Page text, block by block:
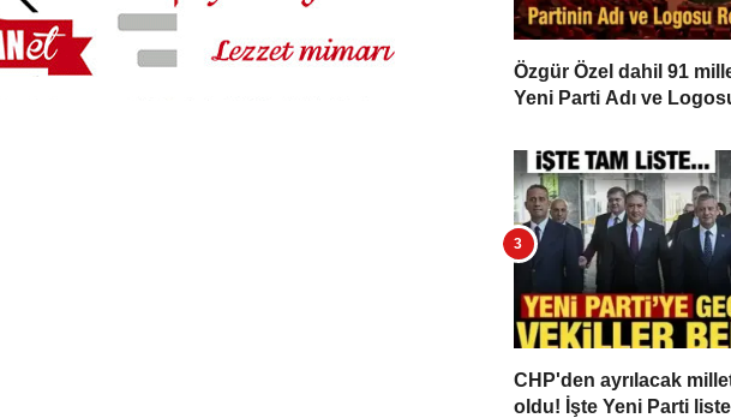
Özgür Özel dahil 91
Yeni Parti Adı ve
CHP'den ayrılacak
oldu! İşte Yeni Parti